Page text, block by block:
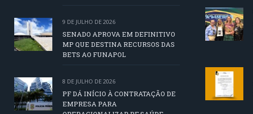
9 DE JULHO DE 2026
SENADO APROVA EM DEFINITIVO
MP QUE DESTINA RECURSOS DAS
BETS AO FUNAPOL
8 DE JULHO DE 2026
PF DÁ INÍCIO À CONTRATAÇÃO DE
EMPRESA PARA